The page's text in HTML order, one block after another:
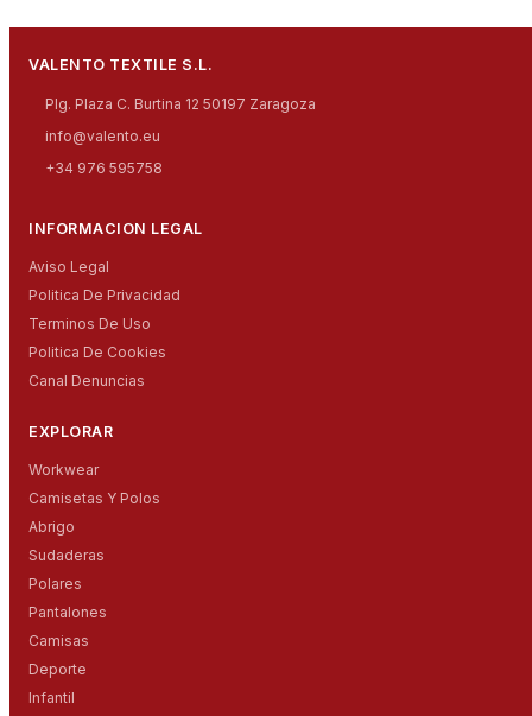
VALENTO TEXTILE S.L.
Plg. Plaza C. Burtina 12 50197 Zaragoza
info@valento.eu
+34 976 595758
INFORMACION LEGAL
Aviso Legal
Politica De Privacidad
Terminos De Uso
Politica De Cookies
Canal Denuncias
EXPLORAR
Workwear
Camisetas Y Polos
Abrigo
Sudaderas
Polares
Pantalones
Camisas
Deporte
Infantil